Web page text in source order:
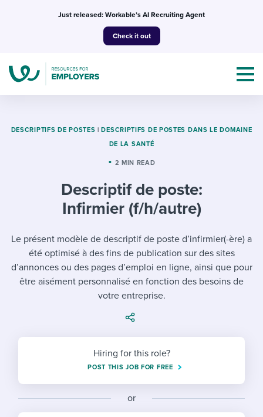
Just released: Workable’s AI Recruiting Agent
Check it out
Topics
Mobilizing AI in my work
Evaluating candidates
Working together with others
Maintaining hiring pipelines
Developing & retaining people
Ensuring compliance
Finding and attracting people
Templates & Guides
Job description templates
Interview question templates
Policy templates
Step-by-step tutorials
Free ebooks & reports
I’m a jobseeker
I WANT TO LEARN ABOUT...
Applying for a job
Interview process
Career development
Modern working life
Attend webinars & events
Workable customer stories
Explore Workable
Request a demo
Start a free trial
DESCRIPTIFS DE POSTES | DESCRIPTIFS DE POSTES DANS LE DOMAINE
DE LA SANTÉ
2 MIN READ
Descriptif de poste:
Infirmier (f/h/autre)
Le présent modèle de descriptif de poste d’infirmier(-ère) a
été optimisé à des fins de publication sur des sites
d’annonces ou des pages d’emploi en ligne, ainsi que pour
être aisément personnalisé en fonction des besoins de
votre entreprise.
Hiring for this role?
POST THIS JOB FOR FREE
or